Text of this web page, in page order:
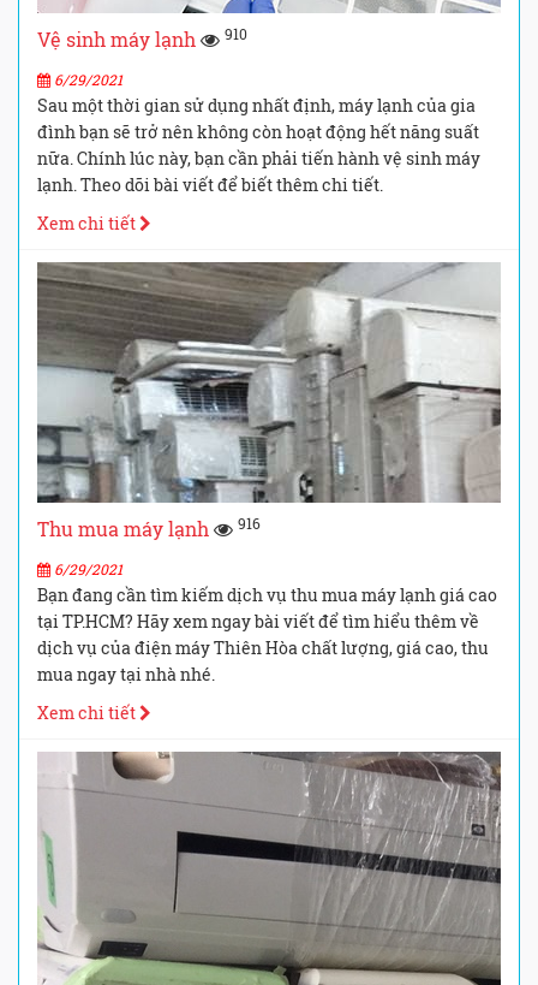
Vệ sinh máy lạnh 910
6/29/2021
Sau một thời gian sử dụng nhất định, máy lạnh của gia
đình bạn sẽ trở nên không còn hoạt động hết năng suất
nữa. Chính lúc này, bạn cần phải tiến hành vệ sinh máy
lạnh. Theo dõi bài viết để biết thêm chi tiết.
Xem chi tiết
Thu mua máy lạnh 916
6/29/2021
Bạn đang cần tìm kiếm dịch vụ thu mua máy lạnh giá cao
tại TP.HCM? Hãy xem ngay bài viết để tìm hiểu thêm về
dịch vụ của điện máy Thiên Hòa chất lượng, giá cao, thu
mua ngay tại nhà nhé.
Xem chi tiết